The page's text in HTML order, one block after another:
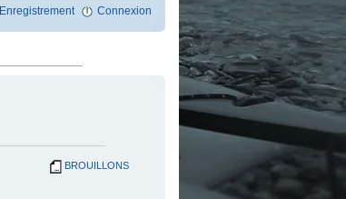
Enregistrement Connexion
BROUILLONS